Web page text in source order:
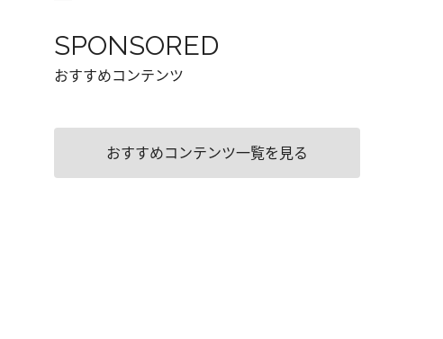
SPONSORED
おすすめコンテンツ
おすすめコンテンツ一覧を見る